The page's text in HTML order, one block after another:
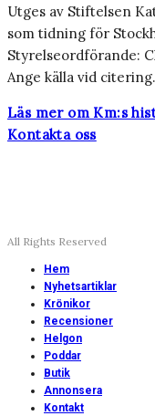
Utges av Stiftelsen
som tidning för
Styrelseordförande:
Ange källa vid citering.
Läs mer om Km:s
Kontakta oss
All Rights Reserved
Hem
Nyhetsartiklar
Krönikor
Recensioner
Helgon
Poddar
Butik
Annonsera
Kontakt